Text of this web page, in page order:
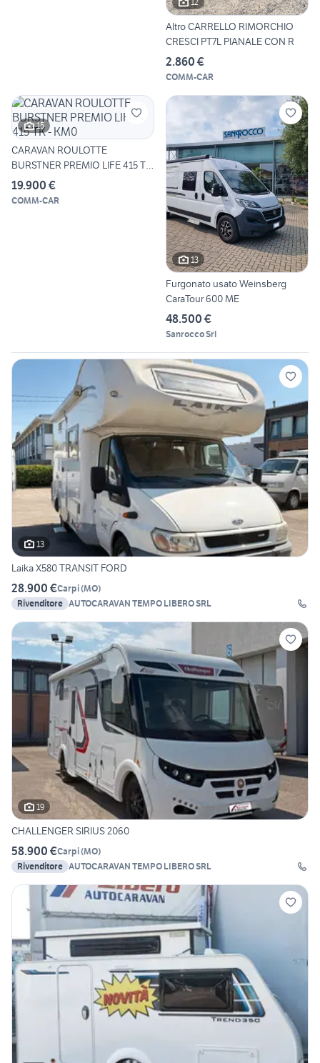
Altro CARRELLO RIMORCHIO
CRESCI PT7L PIANALE CON R
2.860 €
COMM-CAR
15
CARAVAN ROULOTTE
BURSTNER PREMIO LIFE 415 TK
- KM0
19.900 €
COMM-CAR
13
Furgonato usato Weinsberg
CaraTour 600 ME
48.500 €
Sanrocco Srl
13
Laika X580 TRANSIT FORD
28.900 €Carpi(MO)
Rivenditore AUTOCARAVAN TEMPO LIBERO SRL
19
CHALLENGER SIRIUS 2060
58.900 €Carpi(MO)
Rivenditore AUTOCARAVAN TEMPO LIBERO SRL